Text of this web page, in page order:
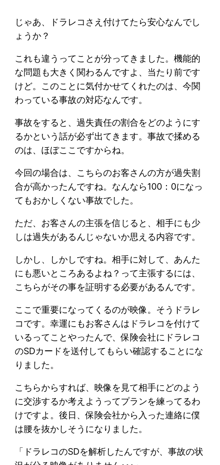
じゃあ、ドラレコさえ付けてたら安心なんでし
ょうか？
これも違うってことが分ってきました。機能的
な問題も大きく関わるんですよ、当たり前です
けど。このことに気付かせてくれたのは、今関
わっている事故の対応なんです。
事故をすると、過失責任の割合をどのようにす
るかという話が必ず出てきます。事故で揉める
のは、ほぼここですからね。
今回の場合は、こちらのお客さんの方が過失割
合が高かったんですね。なんなら100：0になっ
てもおかしくない事故でした。
ただ、お客さんの主張を信じると、相手にも少
しは過失があるんじゃないか思える内容です。
しかし、しかしですね。相手に対して、あんた
にも悪いところあるよね？って主張するには、
こちらがその事を証明する必要があるんです。
ここで重要になってくるのが映像。そうドラレ
コです。幸運にもお客さんはドラレコを付けて
いるってことやったんで、保険会社にドラレコ
のSDカードを送付してもらい確認することにな
りました。
こちらからすれば、映像を見て相手にどのよう
に交渉するか考えようってプランを練ってるわ
けですよ。後日、保険会社から入った連絡に僕
は腰を抜かしそうになりました。
「ドラレコのSDを解析したんですが、事故の状